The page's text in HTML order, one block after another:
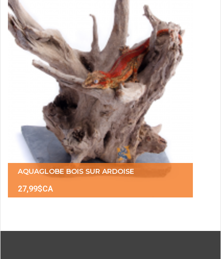
AQUAGLOBE BOIS SUR ARDOISE
27,99$CA